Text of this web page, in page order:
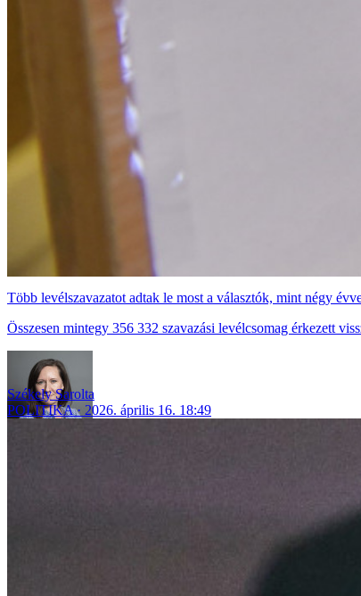
Több levélszavazatot adtak le most a választók, mint négy
Összesen mintegy 356 332 szavazási levélcsomag érkezett
Székely Sarolta
POLITIKA
2026. április 16. 18:49